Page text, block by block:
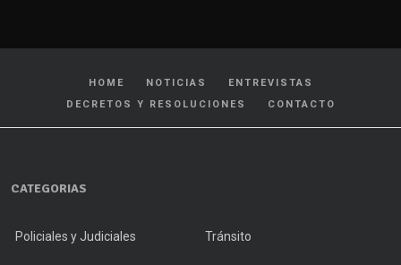
HOME NOTICIAS
ENTREVISTAS
DECRETOS Y RESOLUCIONES
CONTACTO
CATEGORIAS
Policiales y Judiciales Tránsito